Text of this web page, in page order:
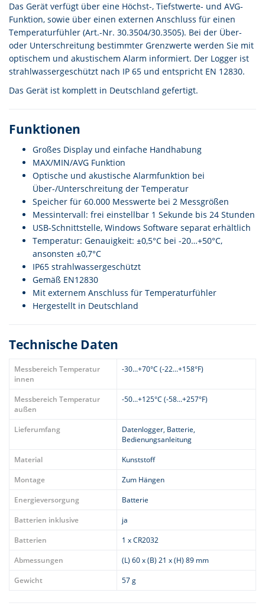
Das Gerät verfügt über eine Höchst-, Tiefstwerte- und AVG-
Funktion, sowie über einen externen Anschluss für einen
Temperaturfühler (Art.-Nr. 30.3504/30.3505). Bei der Über-
oder Unterschreitung bestimmter Grenzwerte werden Sie mit
optischem und akustischem Alarm informiert. Der Logger ist
strahlwassergeschützt nach IP 65 und entspricht EN 12830.
Das Gerät ist komplett in Deutschland gefertigt.
Funktionen
Großes Display und einfache Handhabung
MAX/MIN/AVG Funktion
Optische und akustische Alarmfunktion bei
Über-/Unterschreitung der Temperatur
Speicher für 60.000 Messwerte bei 2 Messgrößen
Messintervall: frei einstellbar 1 Sekunde bis 24 Stunden
USB-Schnittstelle, Windows Software separat erhältlich
Temperatur: Genauigkeit: ±0,5°C bei -20…+50°C,
ansonsten ±0,7°C
IP65 strahlwassergeschützt
Gemäß EN12830
Mit externem Anschluss für Temperaturfühler
Hergestellt in Deutschland
Technische Daten
Messbereich Temperatur
innen
-30...+70°C (-22...+158°F)
Messbereich Temperatur
außen
-50...+125°C (-58...+257°F)
Lieferumfang
Datenlogger, Batterie,
Bedienungsanleitung
Material
Kunststoff
Montage
Zum Hängen
Energieversorgung
Batterie
Batterien inklusive
ja
Batterien
1 x CR2032
Abmessungen
(L) 60 x (B) 21 x (H) 89 mm
Gewicht
57 g